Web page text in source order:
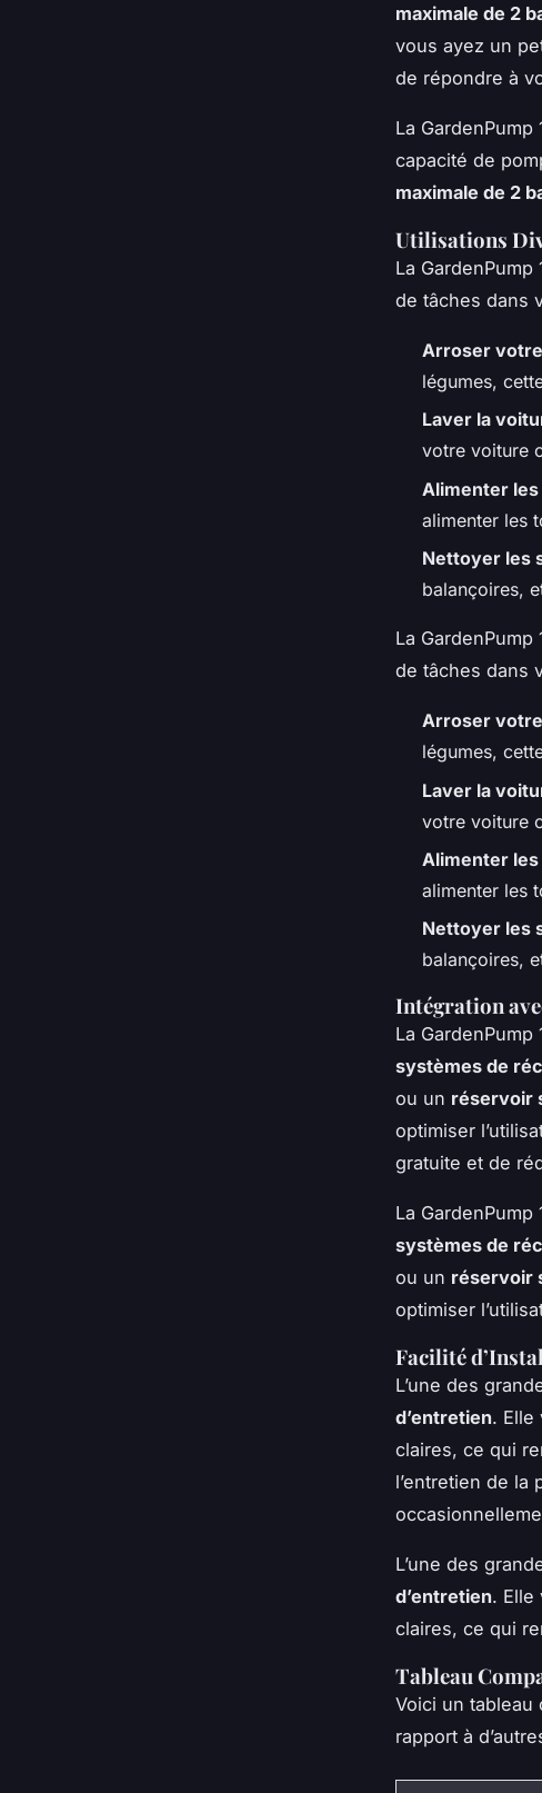
maximale de 2
vous ayez un
de répondre à
La
capacité de
maximale de 2
Utilisations
La GardenPump
de tâches dans
Arroser
légumes,
Laver la
votre voiture
Alimenter
alimenter les
Nettoyer les
balançoires,
La GardenPump
de tâches dans
Arroser
légumes,
Laver la
votre voiture
Alimenter
alimenter les
Nettoyer les
balançoires,
Intégration
La
systèmes de
ou un réservoir
optimiser
gratuite et de
La
systèmes de
ou un réservoir
optimiser
Facilité
L’une des
d’entretien. Elle
claires, ce qui
l’entretien de la
L’une des
d’entretien. Elle
claires, ce qui
Tableau
Voici un tableau
rapport à